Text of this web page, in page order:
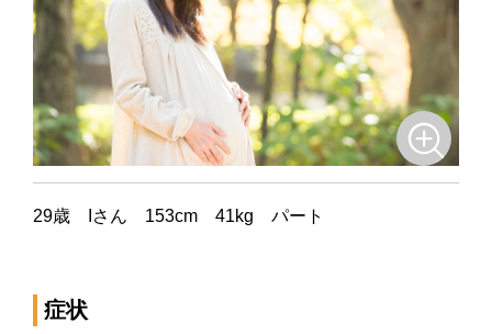
29歳 さん 153cm 41kg パート
症状